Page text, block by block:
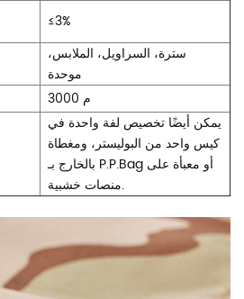
≤3%
سترة، السراويل، الملابس،
موحدة
3000 م
يمكن أيضًا تخصيص لفة واحدة في
كيس واحد من البوليستر، ومغطاة
بالخارج بـ P.P.Bag أو معبأة على
منصات خشبية.